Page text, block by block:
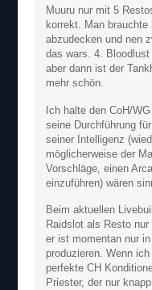
Muuru nur mit 5
korrekt. Man
abzudecken und nen
das wars. 4.
aber dann ist der
mehr schön.
Ich halte den CoH/
seine Durchführung
seiner Intelligenz
möglicherweise der
Vorschläge, einen
einzuführen) wären
Beim aktuellen
Raidslot als Resto
er ist momentan nur
produzieren. Wenn
perfekte CH
Priester, der nur